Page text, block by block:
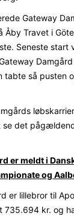
Gateway
Åby Travet i
Seneste start
tabte så pusten
se det
er meldt i
og
er lillebror til
735.694 kr. og